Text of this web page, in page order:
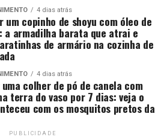
4 dias atrás
um copinho de shoyu com óleo de
a armadilha barata que atrai e
de armário na cozinha de
4 dias atrás
colher de pó de canela com
terra do vaso por 7 dias: veja o
com os mosquitos pretos da
PUBLICIDADE